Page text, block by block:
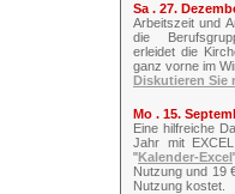
Sa . 27.
Arbeitszeit und
die
erleidet die
ganz vorne im
Diskutieren Sie
Mo . 15.
Eine hilfreiche
Jahr mit
"Kalender-Excel
Nutzung und 19
Nutzung kostet.